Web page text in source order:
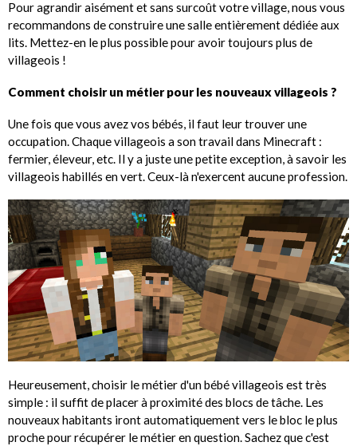
Pour agrandir aisément et sans surcoût votre village, nous vous
recommandons de construire une salle entièrement dédiée aux
lits. Mettez-en le plus possible pour avoir toujours plus de
villageois !
Comment choisir un métier pour les nouveaux villageois ?
Une fois que vous avez vos bébés, il faut leur trouver une
occupation. Chaque villageois a son travail dans Minecraft :
fermier, éleveur, etc. Il y a juste une petite exception, à savoir les
villageois habillés en vert. Ceux-là n'exercent aucune profession.
Heureusement, choisir le métier d'un bébé villageois est très
simple : il suffit de placer à proximité des blocs de tâche. Les
nouveaux habitants iront automatiquement vers le bloc le plus
proche pour récupérer le métier en question. Sachez que c'est